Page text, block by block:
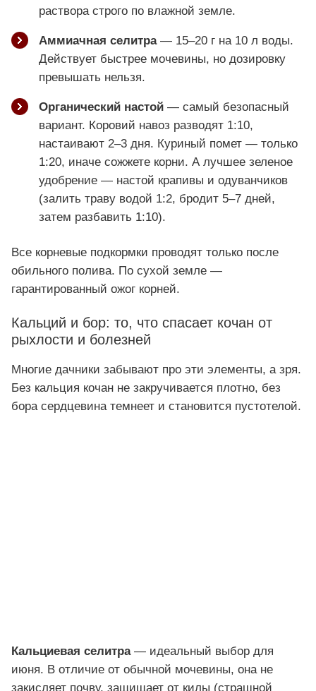
раствора строго по влажной земле.
Аммиачная селитра— 15–20 г на 10 л воды.
Действует быстрее мочевины, но дозировку
превышать нельзя.
Органический настой — самый безопасный
вариант. Коровий навоз разводят 1:10,
настаивают 2–3 дня. Куриный помет — только
1:20, иначе сожжете корни. А лучшее зеленое
удобрение — настой крапивы и одуванчиков
(залить траву водой 1:2, бродит 5–7 дней,
затем разбавить 1:10).
Все корневые подкормки проводят только после
обильного полива. По сухой земле —
гарантированный ожог корней.
Кальций и бор: то, что спасает кочан от
рыхлости и болезней
Многие дачники забывают про эти элементы, а зря.
Без кальция кочан не закручивается плотно, без
бора сердцевина темнеет и становится пустотелой.
Кальциевая селитра— идеальный выбор для
июня. В отличие от обычной мочевины, она не
закисляет почву, защищает от килы (страшной